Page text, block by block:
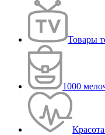
Товары
1000